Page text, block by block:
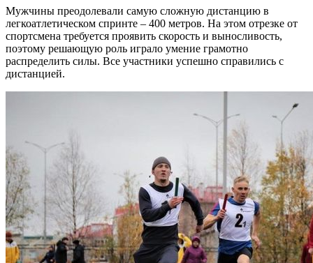
Мужчины преодолевали самую сложную дистанцию в
легкоатлетическом спринте – 400 метров. На этом отрезке от
спортсмена требуется проявить скорость и выносливость,
поэтому решающую роль играло умение грамотно
распределить силы. Все участники успешно справились с
дистанцией.